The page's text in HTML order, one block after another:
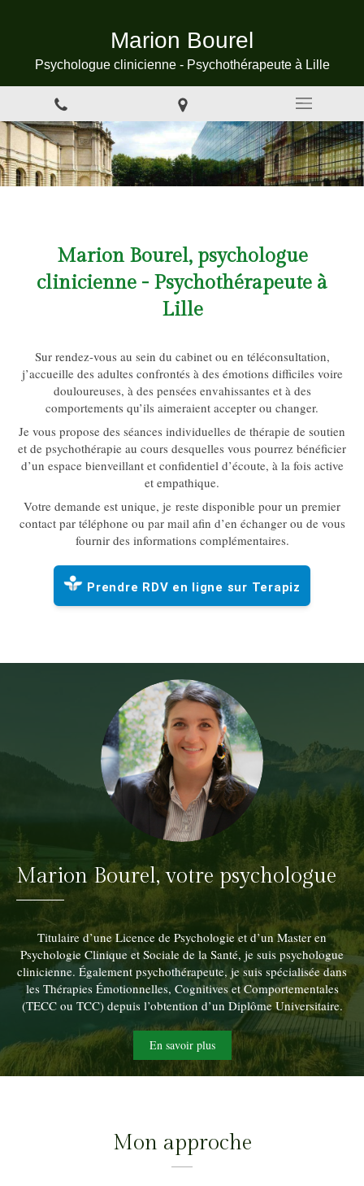
Marion Bourel
Psychologue clinicienne - Psychothérapeute à Lille
Marion Bourel, psychologue
clinicienne - Psychothérapeute à
Lille
Sur rendez-vous au sein du cabinet ou en téléconsultation,
j’accueille des adultes confrontés à des émotions difficiles voire
douloureuses, à des pensées envahissantes et à des
comportements qu’ils aimeraient accepter ou changer.
Je vous propose des séances individuelles de thérapie de soutien
et de psychothérapie au cours desquelles vous pourrez bénéficier
d’un espace bienveillant et confidentiel d’écoute, à la fois active
et empathique.
Votre demande est unique, je reste disponible pour un premier
contact par téléphone ou par mail afin d’en échanger ou de vous
fournir des informations complémentaires.
Prendre RDV en ligne sur Terapiz
Marion Bourel, votre psychologue
Titulaire d’une Licence de Psychologie et d’un Master en
Psychologie Clinique et Sociale de la Santé, je suis psychologue
clinicienne. Également psychothérapeute, je suis spécialisée dans
les Thérapies Émotionnelles, Cognitives et Comportementales
(TECC ou TCC) depuis l’obtention d’un Diplôme Universitaire.
En savoir plus
Mon approche